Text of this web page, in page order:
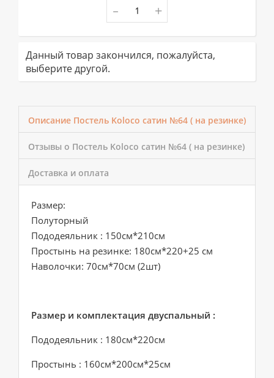
- +
Данный товар закончился, пожалуйста,
выберите другой.
Описание Постель Koloco сатин №64 ( на резинке)
Отзывы о Постель Koloco сатин №64 ( на резинке)
Доставка и оплата
Размер:
Полуторный
Пододеяльник : 150см*210см
Простынь на резинке: 180см*220+25 см
Наволочки: 70см*70см (2шт)
Размер и комплектация двуспальный :
Пододеяльник : 180см*220см
Простынь : 160см*200см*25см